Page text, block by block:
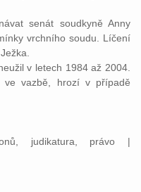
senát soudkyně Anny
vrchního soudu. Líčení
v letech 1984 až 2004.
ve vazbě, hrozí v případě
judikatura, právo |